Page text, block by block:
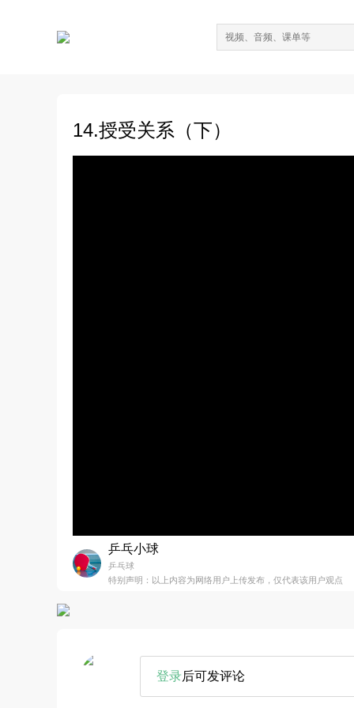
14.授受关系（下）
乒乓小球
乒乓球
特别声明：以上内容为网络用户上传发布，仅代表该用户观点
登录后可发评论